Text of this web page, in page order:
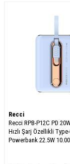
Recci
Recci RPB-P12C PD
Hızlı Şarj Özellikli
Powerbank 22.5W